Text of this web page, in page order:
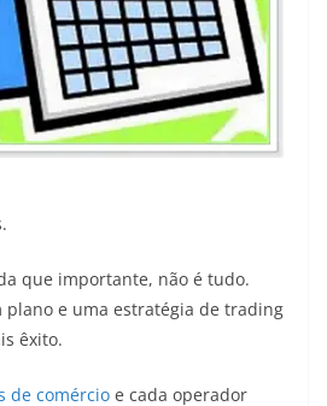
que importante, não é tudo.
plano e uma estratégia de trading
êxito.
de comércio e cada operador